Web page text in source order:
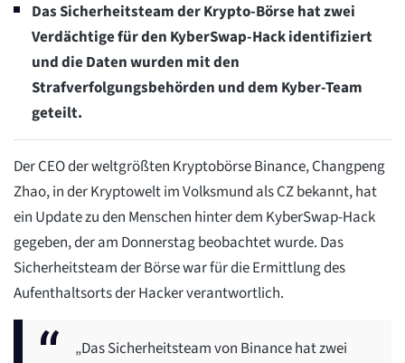
Das Sicherheitsteam der Krypto-Börse hat zwei
Verdächtige für den KyberSwap-Hack identifiziert
und die Daten wurden mit den
Strafverfolgungsbehörden und dem Kyber-Team
geteilt.
Der CEO der weltgrößten Kryptobörse Binance, Changpeng
Zhao, in der Kryptowelt im Volksmund als CZ bekannt, hat
ein Update zu den Menschen hinter dem KyberSwap-Hack
gegeben, der am Donnerstag beobachtet wurde. Das
Sicherheitsteam der Börse war für die Ermittlung des
Aufenthaltsorts der Hacker verantwortlich.
„Das Sicherheitsteam von Binance hat zwei